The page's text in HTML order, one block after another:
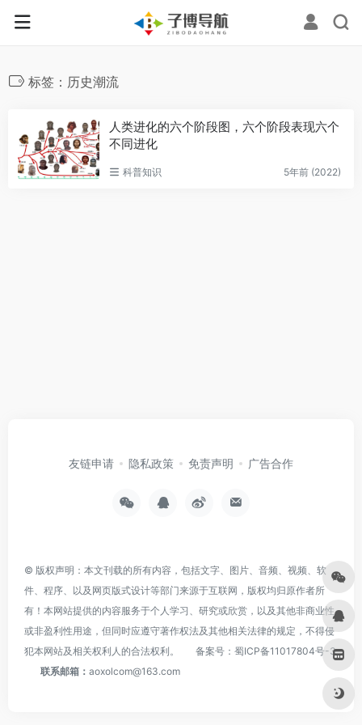
标签：历史潮流
人类进化的六个阶段图，六个阶段表现六个
不同进化
科普知识 5年前 (2022)
友链申请 隐私政策 免责声明 广告合作
© 版权声明：本文刊载的所有内容，包括文字、图片、音频、视频、软
件、程序、以及网页版式设计等部门来源于互联网，版权均归原作者所
有！本网站提供的内容服务于个人学习、研究或欣赏，以及其他非商业性
或非盈利性用途，但同时应遵守著作权法及其他相关法律的规定，不得侵
犯本网站及相关权利人的合法权利。
备案号： 蜀ICP备11017804号-3
联系邮箱： aoxolcom@163.com